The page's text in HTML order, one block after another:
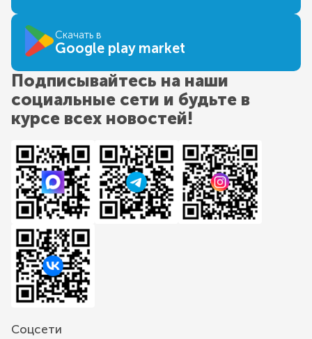
Скачать в
Google play market
Подписывайтесь на наши
социальные сети и будьте в
курсе всех новостей!
Соцсети